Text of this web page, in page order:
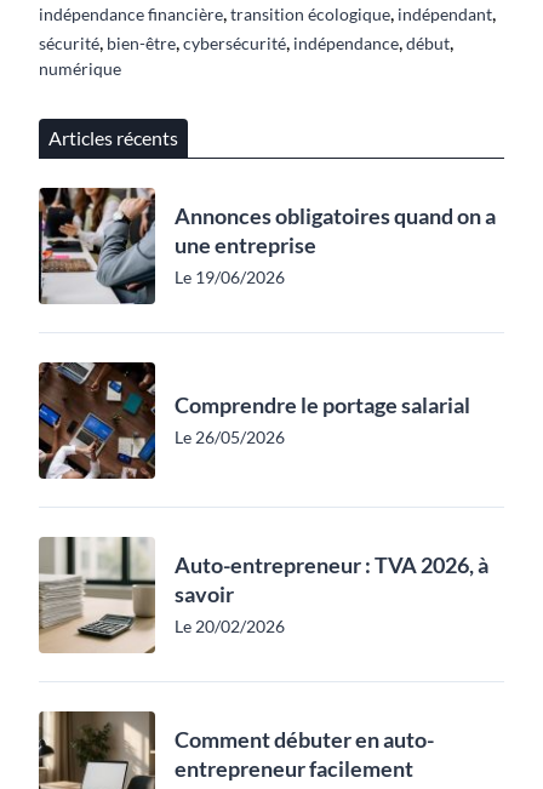
indépendance financière,transition écologique, indépendant,
sécurité, bien-être,cybersécurité, indépendance,début,
numérique
Articles récents
Annonces obligatoires quand on a
une entreprise
Le 19/06/2026
Comprendre le portage salarial
Le 26/05/2026
Auto-entrepreneur : TVA 2026, à
savoir
Le 20/02/2026
Comment débuter en auto-
entrepreneur facilement